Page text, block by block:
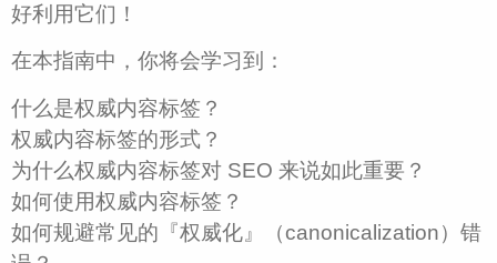
好利用它们！
在本指南中，你将会学习到：
什么是权威内容标签？
权威内容标签的形式？
为什么权威内容标签对 SEO 来说如此重要？
如何使用权威内容标签？
如何规避常见的『权威化』（canonicalization）错